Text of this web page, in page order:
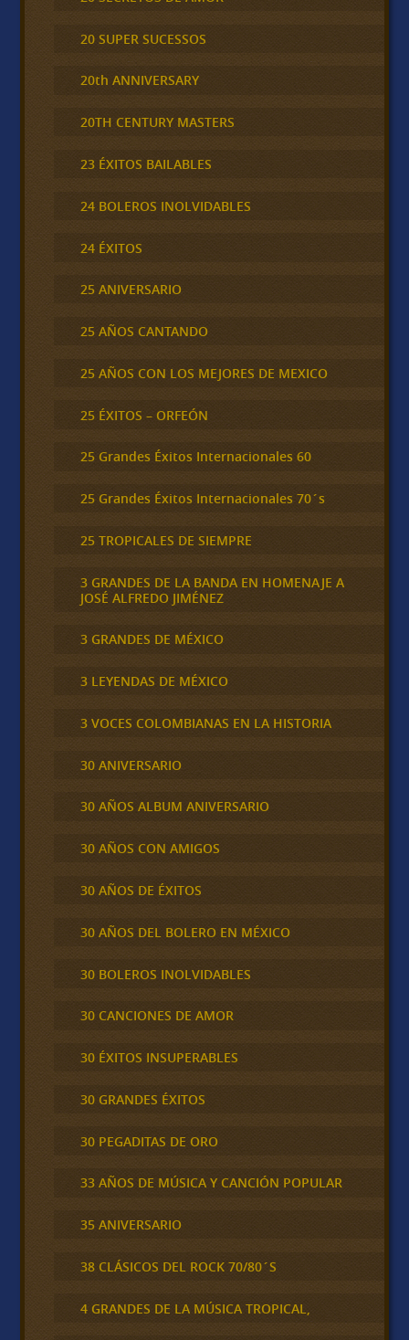
20 SUPER SUCESSOS
20th ANNIVERSARY
20TH CENTURY MASTERS
23 ÉXITOS BAILABLES
24 BOLEROS INOLVIDABLES
24 ÉXITOS
25 ANIVERSARIO
25 AÑOS CANTANDO
25 AÑOS CON LOS MEJORES DE MEXICO
25 ÉXITOS – ORFEÓN
25 Grandes Éxitos Internacionales 60
25 Grandes Éxitos Internacionales 70´s
25 TROPICALES DE SIEMPRE
3 GRANDES DE LA BANDA EN HOMENAJE A
JOSÉ ALFREDO JIMÉNEZ
3 GRANDES DE MÉXICO
3 LEYENDAS DE MÉXICO
3 VOCES COLOMBIANAS EN LA HISTORIA
30 ANIVERSARIO
30 AÑOS ALBUM ANIVERSARIO
30 AÑOS CON AMIGOS
30 AÑOS DE ÉXITOS
30 AÑOS DEL BOLERO EN MÉXICO
30 BOLEROS INOLVIDABLES
30 CANCIONES DE AMOR
30 ÉXITOS INSUPERABLES
30 GRANDES ÉXITOS
30 PEGADITAS DE ORO
33 AÑOS DE MÚSICA Y CANCIÓN POPULAR
35 ANIVERSARIO
38 CLÁSICOS DEL ROCK 70/80´S
4 GRANDES DE LA MÚSICA TROPICAL,